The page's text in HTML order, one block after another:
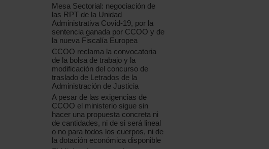
Mesa Sectorial: negociación de
las RPT de la Unidad
Administrativa Covid-19, por la
sentencia ganada por CCOO y de
la nueva Fiscalía Europea
CCOO reclama la convocatoria
de la bolsa de trabajo y la
modificación del concurso de
traslado de Letrados de la
Administración de Justicia
A pesar de las exigencias de
CCOO el ministerio sigue sin
hacer una propuesta concreta ni
de cantidades, ni de si será lineal
o no para todos los cuerpos, ni de
la dotación económica disponible